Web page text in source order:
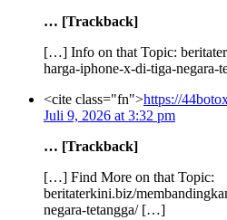
… [Trackback]
[…] Info on that Topic:
harga-iphone-x-di-tiga-
<cite class="fn">https://
Juli 9, 2026 at 3:32 pm
… [Trackback]
[…] Find More on that Topic:
beritaterkini.biz/
negara-tetangga/ […]